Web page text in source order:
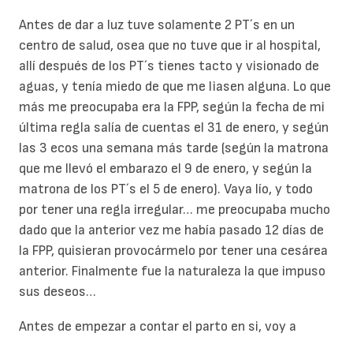
Antes de dar a luz tuve solamente 2 PT´s en un
centro de salud, osea que no tuve que ir al hospital,
allí después de los PT´s tienes tacto y visionado de
aguas, y tenía miedo de que me liasen alguna. Lo que
más me preocupaba era la FPP, según la fecha de mi
última regla salía de cuentas el 31 de enero, y según
las 3 ecos una semana más tarde (según la matrona
que me llevó el embarazo el 9 de enero, y según la
matrona de los PT´s el 5 de enero). Vaya lío, y todo
por tener una regla irregular… me preocupaba mucho
dado que la anterior vez me había pasado 12 días de
la FPP, quisieran provocármelo por tener una cesárea
anterior. Finalmente fue la naturaleza la que impuso
sus deseos…
Antes de empezar a contar el parto en si, voy a